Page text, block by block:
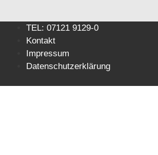
springen
TEL: 07121 9129-0
Kontakt
Impressum
Datenschutzerklärung